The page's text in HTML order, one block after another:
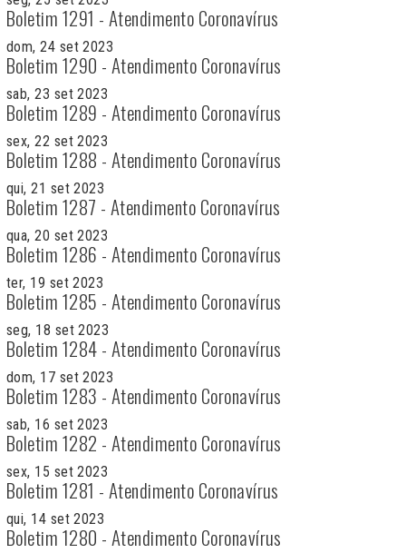
Boletim 1291 - Atendimento Coronavírus
dom, 24 set 2023
Boletim 1290 - Atendimento Coronavírus
sab, 23 set 2023
Boletim 1289 - Atendimento Coronavírus
sex, 22 set 2023
Boletim 1288 - Atendimento Coronavírus
qui, 21 set 2023
Boletim 1287 - Atendimento Coronavírus
qua, 20 set 2023
Boletim 1286 - Atendimento Coronavírus
ter, 19 set 2023
Boletim 1285 - Atendimento Coronavírus
seg, 18 set 2023
Boletim 1284 - Atendimento Coronavírus
dom, 17 set 2023
Boletim 1283 - Atendimento Coronavírus
sab, 16 set 2023
Boletim 1282 - Atendimento Coronavírus
sex, 15 set 2023
Boletim 1281 - Atendimento Coronavírus
qui, 14 set 2023
Boletim 1280 - Atendimento Coronavírus